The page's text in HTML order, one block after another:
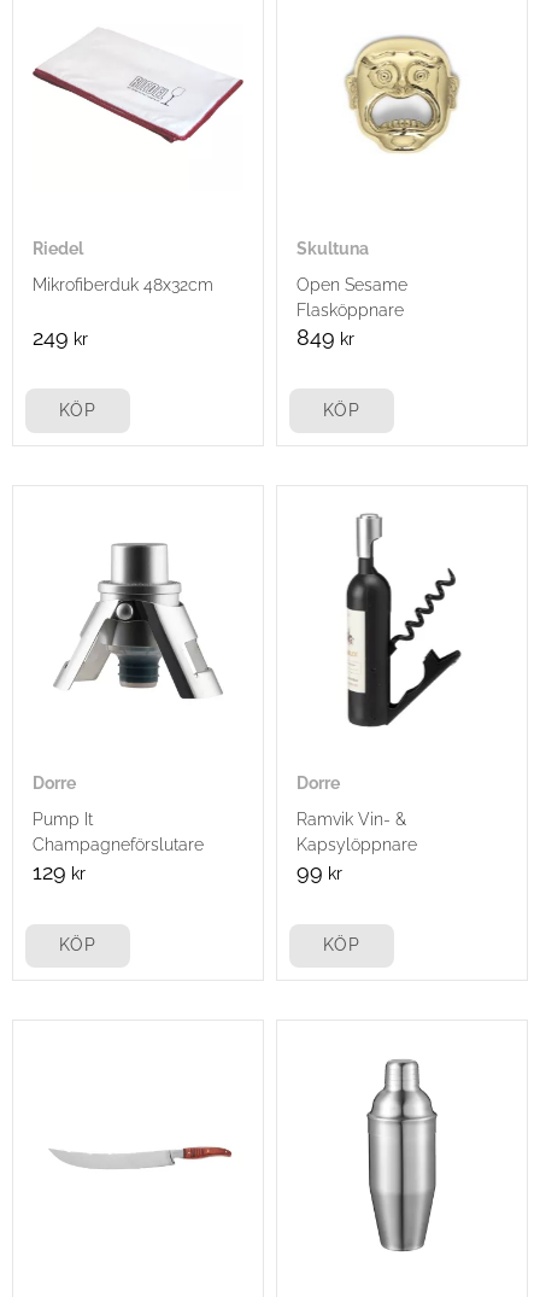
Riedel
Mikrofiberduk 48x32cm
249 kr
KÖP
Skultuna
Open Sesame
Flasköppnare
849 kr
KÖP
Dorre
Pump It
Champagneförslutare
129 kr
KÖP
Dorre
Ramvik Vin- &
Kapsylöppnare
99 kr
KÖP